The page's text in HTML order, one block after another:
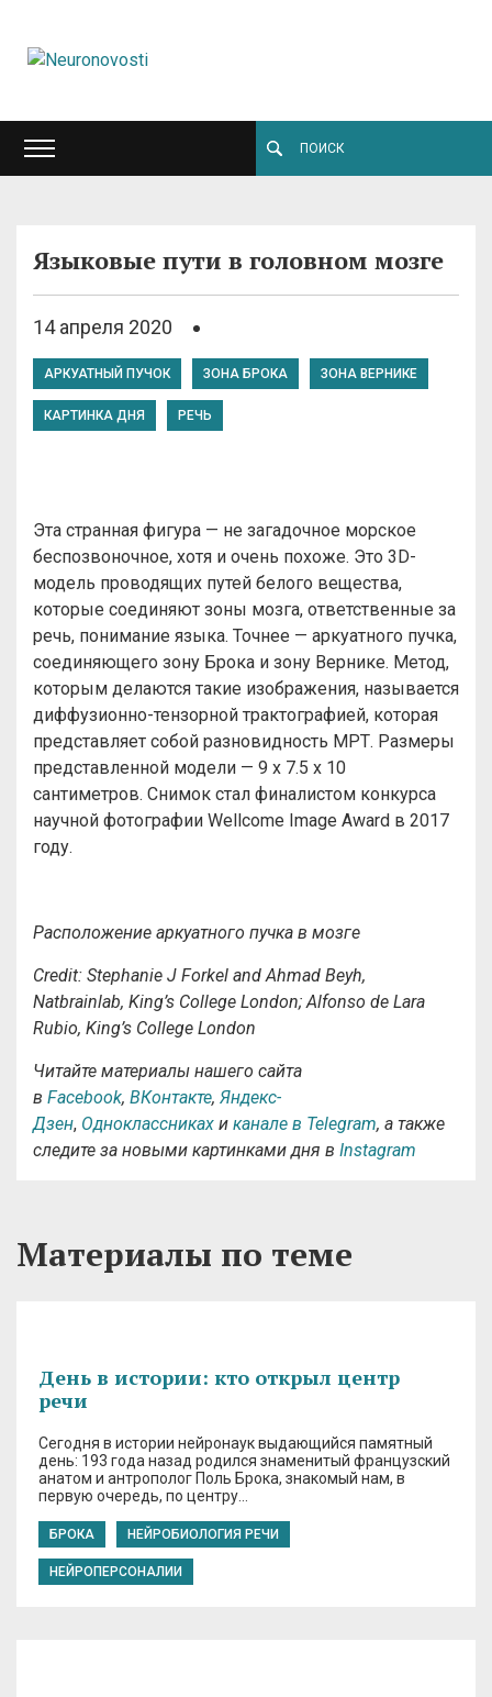
Языковые пути в головном мозге
14 апреля 2020
АРКУАТНЫЙ ПУЧОК ЗОНА БРОКА ЗОНА ВЕРНИКЕ
КАРТИНКА ДНЯ РЕЧЬ
Эта странная фигура — не загадочное морское
беспозвоночное, хотя и очень похоже. Это 3D-
модель проводящих путей белого вещества,
которые соединяют зоны мозга, ответственные за
речь, понимание языка. Точнее — аркуатного пучка,
соединяющего зону Брока и зону Вернике. Метод,
которым делаются такие изображения, называется
диффузионно-тензорной трактографией, которая
представляет собой разновидность МРТ. Размеры
представленной модели — 9 x 7.5 x 10
сантиметров. Снимок стал финалистом конкурса
научной фотографии Wellcome Image Award в 2017
году.
Расположение аркуатного пучка в мозге
Credit: Stephanie J Forkel and Ahmad Beyh,
Natbrainlab, King’s College London; Alfonso de Lara
Rubio, King’s College London
Читайте материалы нашего сайта
в Facebook, ВКонтакте, Яндекс-
Дзен, Одноклассниках и канале в Telegram, а также
следите за новыми картинками дня в Instagram
Материалы по теме
День в истории: кто открыл центр
речи
Сегодня в истории нейронаук выдающийся памятный
день: 193 года назад родился знаменитый французский
анатом и антрополог Поль Брока, знакомый нам, в
первую очередь, по центру…
БРОКА НЕЙРОБИОЛОГИЯ РЕЧИ
НЕЙРОПЕРСОНАЛИИ